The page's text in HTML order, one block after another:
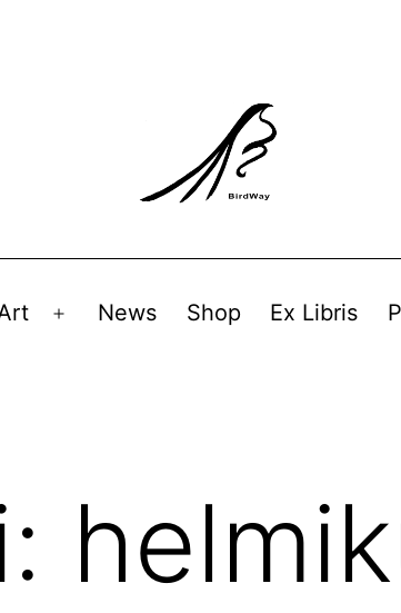
Avaa
News Shop Ex Libris